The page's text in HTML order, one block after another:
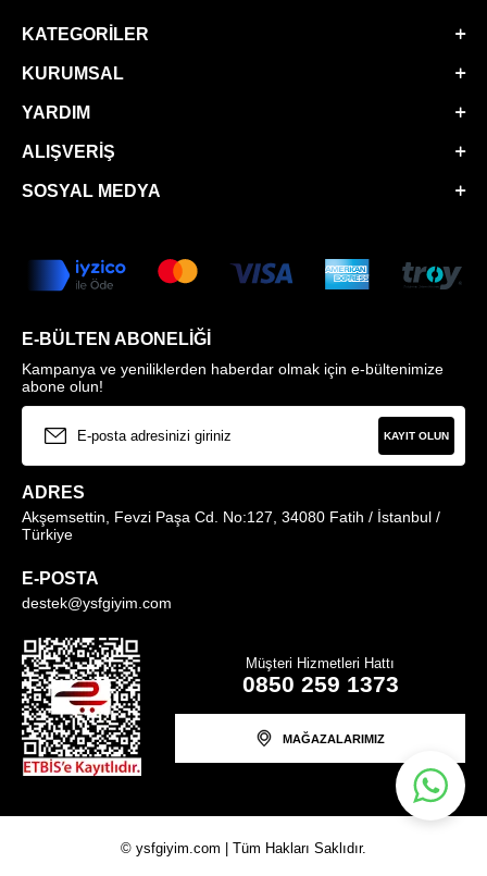
KATEGORILER
KURUMSAL
YARDIM
ALIŞVERIŞ
SOSYAL MEDYA
E-BÜLTEN ABONELIĞI
Kampanya ve yeniliklerden haberdar olmak için e-bültenimize
abone olun!
KAYIT OLUN
ADRES
Akşemsettin, Fevzi Paşa Cd. No:127, 34080 Fatih / İstanbul /
Türkiye
E-POSTA
destek@ysfgiyim.com
Müşteri Hizmetleri Hattı
0850 259 1373
MAĞAZALARIMIZ
© ysfgiyim.com | Tüm Hakları Saklıdır.